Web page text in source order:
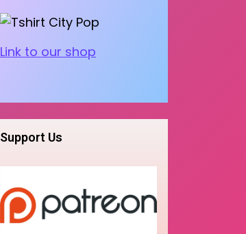
Link to our shop
Support Us